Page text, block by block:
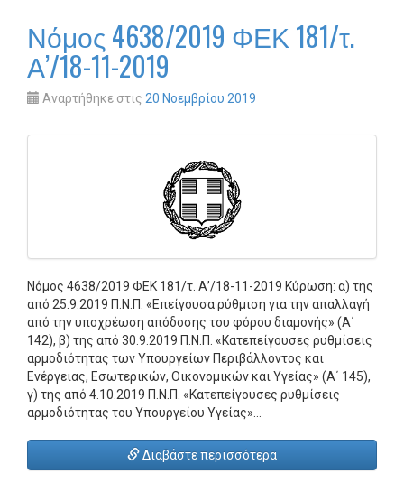
Νόμος 4638/2019 ΦΕΚ 181/τ.
Α’/18-11-2019
Αναρτήθηκε στις 20 Νοεμβρίου 2019
Νόμος 4638/2019 ΦΕΚ 181/τ. Α’/18-11-2019 Κύρωση: α) της
από 25.9.2019 Π.Ν.Π. «Επείγουσα ρύθμιση για την απαλλαγή
από την υποχρέωση απόδοσης του φόρου διαμονής» (Α΄
142), β) της από 30.9.2019 Π.Ν.Π. «Κατεπείγουσες ρυθμίσεις
αρμοδιότητας των Υπουργείων Περιβάλλοντος και
Ενέργειας, Εσωτερικών, Οικονομικών και Υγείας» (Α΄ 145),
γ) της από 4.10.2019 Π.Ν.Π. «Κατεπείγουσες ρυθμίσεις
αρμοδιότητας του Υπουργείου Υγείας»…
Διαβάστε περισσότερα